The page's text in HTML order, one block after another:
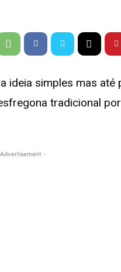
ideia simples mas
tradicional
-